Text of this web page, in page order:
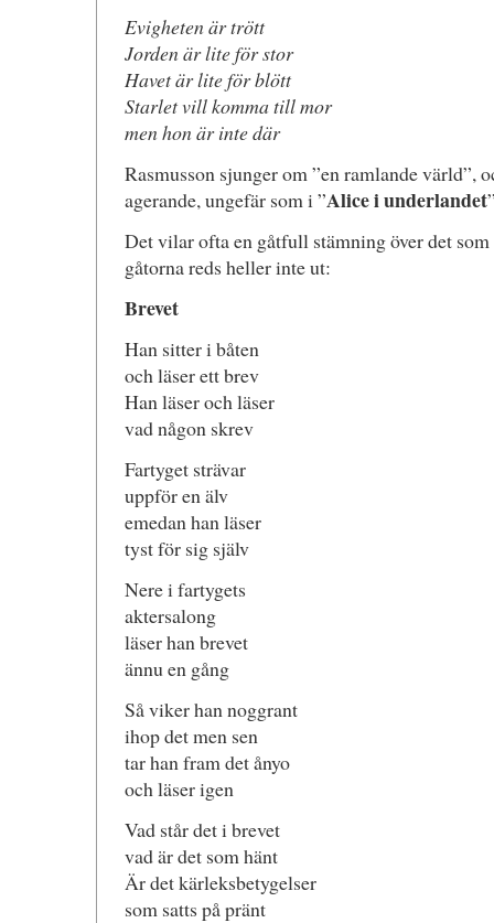
Evigheten är trött
Jorden är lite för stor
Havet är lite för blött
Starlet vill komma till mor
men hon är inte där
Rasmusson sjunger om ”en ramlande värld”,
agerande, ungefär som i ”Alice i underlandet
Det vilar ofta en gåtfull stämning över det
gåtorna reds heller inte ut:
Brevet
Han sitter i båten
och läser ett brev
Han läser och läser
vad någon skrev
Fartyget strävar
uppför en älv
emedan han läser
tyst för sig själv
Nere i fartygets
aktersalong
läser han brevet
ännu en gång
Så viker han noggrant
ihop det men sen
tar han fram det ånyo
och läser igen
Vad står det i brevet
vad är det som hänt
Är det kärleksbetygelser
som satts på pränt